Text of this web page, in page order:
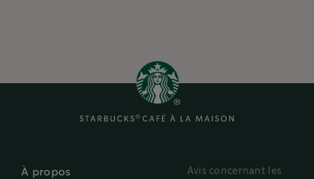
À propos
Avis concernant les